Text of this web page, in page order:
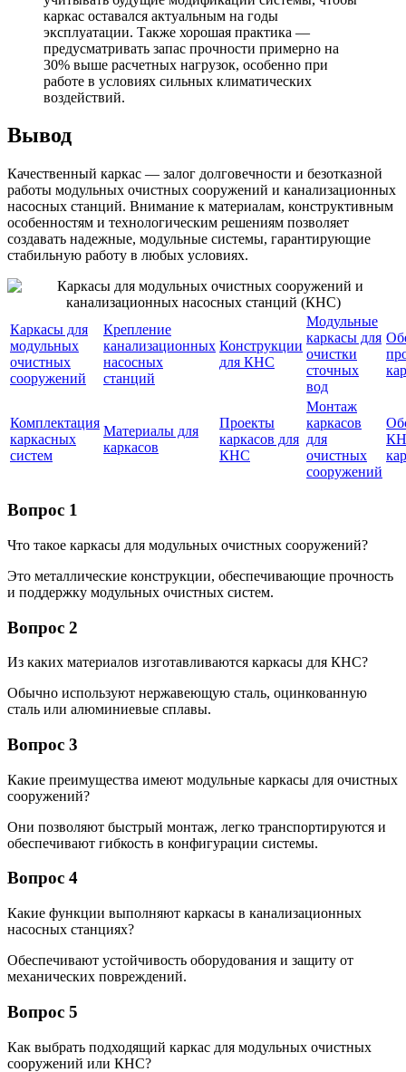
каркас оставался актуальным на годы
эксплуатации. Также хорошая практика —
предусматривать запас прочности примерно на
30% выше расчетных нагрузок, особенно при
работе в условиях сильных климатических
воздействий.
Вывод
Качественный каркас — залог долговечности и безотказной
работы модульных очистных сооружений и канализационных
насосных станций. Внимание к материалам, конструктивным
особенностям и технологическим решениям позволяет
создавать надежные, модульные системы, гарантирующие
стабильную работу в любых условиях.
Каркасы для
модульных
очистных
сооружений
Крепление
канализационных
насосных
станций
Конструкции
для КНС
Модульные
каркасы для
очистки
сточных
вод
Комплектация
каркасных
систем
Материалы для
каркасов
Проекты
каркасов для
КНС
Монтаж
каркасов
для
очистных
сооружений
Вопрос 1
Что такое каркасы для модульных очистных сооружений?
Это металлические конструкции, обеспечивающие прочность
и поддержку модульных очистных систем.
Вопрос 2
Из каких материалов изготавливаются каркасы для КНС?
Обычно используют нержавеющую сталь, оцинкованную
сталь или алюминиевые сплавы.
Вопрос 3
Какие преимущества имеют модульные каркасы для очистных
сооружений?
Они позволяют быстрый монтаж, легко транспортируются и
обеспечивают гибкость в конфигурации системы.
Вопрос 4
Какие функции выполняют каркасы в канализационных
насосных станциях?
Обеспечивают устойчивость оборудования и защиту от
механических повреждений.
Вопрос 5
Как выбрать подходящий каркас для модульных очистных
сооружений или КНС?